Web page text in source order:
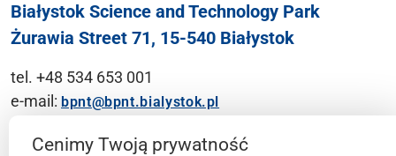
Białystok Science and Technology Park
Żurawia Street 71, 15-540 Białystok
tel. +48 534 653 001
e-mail: bpnt@bpnt.bialystok.pl
Contact
Cenimy Twoją prywatność